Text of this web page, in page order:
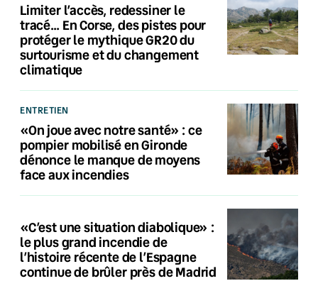
Limiter l’accès, redessiner le
tracé… En Corse, des pistes pour
protéger le mythique GR20 du
surtourisme et du changement
climatique
ENTRETIEN
«On joue avec notre santé» : ce
pompier mobilisé en Gironde
dénonce le manque de moyens
face aux incendies
«C’est une situation diabolique» :
le plus grand incendie de
l’histoire récente de l’Espagne
continue de brûler près de Madrid